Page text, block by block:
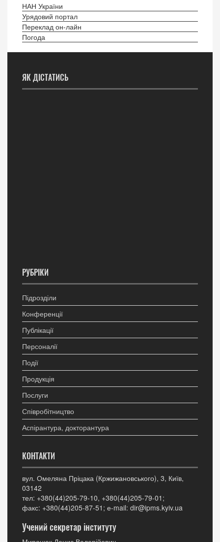
НАН України
Урядовий портал
Переклад он-лайн
Погода
ЯК ДІСТАТИСЬ
РУБРІКИ
Підрозділи
Конференції
Публікації
Персоналії
Події
Продукція
Послуги
Співробітництво
Аспірантура, докторантура
КОНТАКТИ
вул. Омеляна Пріцака (Кржижановського), 3, Київ,
03142
тел: +380(44)205-79-10, +380(44)205-79-01;
факс: +380(44)205-87-51; е-mail: dir@ipms.kyiv.ua
Учений секретар інституту